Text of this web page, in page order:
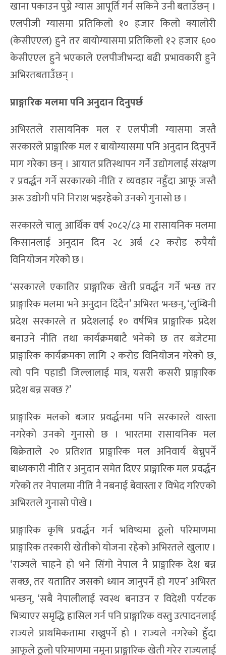
खाना पकाउन पुग्ने ग्यास आपूर्ति गर्न सकिने उनी बताउँछन् ।
एलपीजी ग्यासमा प्रतिकिलो १० हजार किलो क्यालोरी
(केसीएएल) हुने तर बायोग्यासमा प्रतिकिलो १२ हजार ६००
केसीएएल हुने भएकाले एलपीजीभन्दा बढी प्रभावकारी हुने
अभिरतबताउँछन् ।
प्राङ्गारिक मलमा पनि अनुदान दिनुपर्छ
अभिरतले रासायनिक मल र एलपीजी ग्यासमा जस्तै
सरकारले प्राङ्गारिक मल र बायोग्यासमा पनि अनुदान दिनुपर्ने
माग गरेका छन् । आयात प्रतिस्थापन गर्ने उद्योगलाई संरक्षण
र प्रवर्द्धन गर्ने सरकारको नीति र व्यवहार नहुँदा आफू जस्तै
अरू उद्योगी पनि निराश भइरहेको उनको गुनासो छ ।
सरकारले चालु आर्थिक वर्ष २०८२/८३ मा रासायनिक मलमा
किसानलाई अनुदान दिन २८ अर्ब ८२ करोड रुपैयाँ
विनियोजन गरेको छ ।
‘सरकारले एकातिर प्राङ्गारिक खेती प्रवर्द्धन गर्ने भन्छ तर
प्राङ्गारिक मलमा भने अनुदान दिंदैन’ अभिरत भन्छन्, ‘लुम्बिनी
प्रदेश सरकारले त प्रदेशलाई १० वर्षभित्र प्राङ्गारिक प्रदेश
बनाउने नीति तथा कार्यक्रमबाटै भनेको छ तर बजेटमा
प्राङ्गारिक कार्यक्रमका लागि २ करोड विनियोजन गरेको छ,
त्यो पनि पहाडी जिल्लालाई मात्र, यसरी कसरी प्राङ्गारिक
प्रदेश बन्न सक्छ ?’
प्राङ्गारिक मलको बजार प्रवर्द्धनमा पनि सरकारले वास्ता
नगरेको उनको गुनासो छ । भारतमा रासायनिक मल
बिक्रेताले २० प्रतिशत प्राङ्गारिक मल अनिवार्य बेच्नुपर्ने
बाध्यकारी नीति र अनुदान समेत दिएर प्राङ्गारिक मल प्रवर्द्धन
गरेको तर नेपालमा नीति नै नबनाई बेवास्ता र विभेद गरिएको
अभिरतले गुनासो पोखे ।
प्राङ्गारिक कृषि प्रवर्द्धन गर्न भविष्यमा ठूलो परिमाणमा
प्राङ्गारिक तरकारी खेतीको योजना रहेको अभिरतले खुलाए ।
‘राज्यले चाहने हो भने सिंगो नेपाल नै प्राङ्गारिक देश बन्न
सक्छ, तर यतातिर जसको ध्यान जानुपर्ने हो गएन’ अभिरत
भन्छन्, ‘सबै नेपालीलाई स्वस्थ बनाउन र विदेशी पर्यटक
भित्र्याएर समृद्धि हासिल गर्न पनि प्राङ्गारिक वस्तु उत्पादनलाई
राज्यले प्राथमिकतामा राख्नुपर्ने हो । राज्यले नगरेको हुँदा
आफूले ठूलो परिमाणमा नमूना प्राङ्गारिक खेती गरेर राज्यलाई